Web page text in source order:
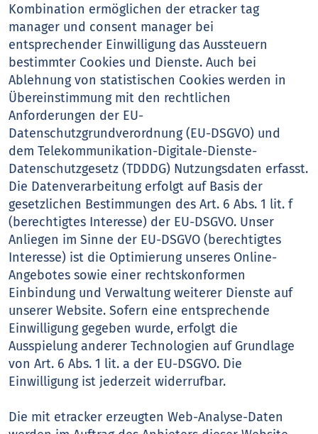
Kombination ermöglichen der etracker tag
manager und consent manager bei
entsprechender Einwilligung das Aussteuern
bestimmter Cookies und Dienste. Auch bei
Ablehnung von statistischen Cookies werden in
Übereinstimmung mit den rechtlichen
Anforderungen der EU-
Datenschutzgrundverordnung (EU-DSGVO) und
dem Telekommunikation-Digitale-Dienste-
Datenschutzgesetz (TDDDG) Nutzungsdaten erfasst.
Die Datenverarbeitung erfolgt auf Basis der
gesetzlichen Bestimmungen des Art. 6 Abs. 1 lit. f
(berechtigtes Interesse) der EU-DSGVO. Unser
Anliegen im Sinne der EU-DSGVO (berechtigtes
Interesse) ist die Optimierung unseres Online-
Angebotes sowie einer rechtskonformen
Einbindung und Verwaltung weiterer Dienste auf
unserer Website. Sofern eine entsprechende
Einwilligung gegeben wurde, erfolgt die
Ausspielung anderer Technologien auf Grundlage
von Art. 6 Abs. 1 lit. a der EU-DSGVO. Die
Einwilligung ist jederzeit widerrufbar.
Die mit etracker erzeugten Web-Analyse-Daten